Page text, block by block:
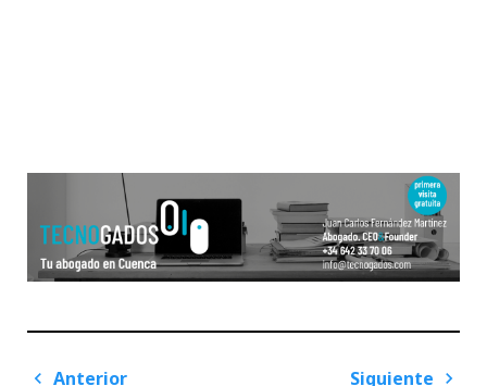
Navegación
Anterior Siguiente